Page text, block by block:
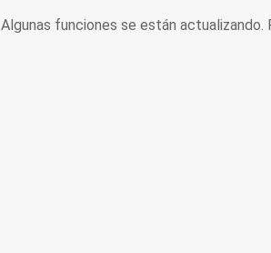
Algunas funciones se están